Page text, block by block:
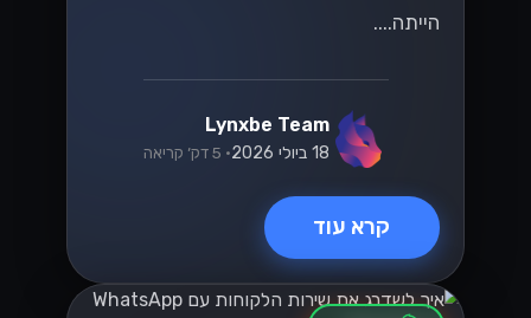
הייתה....
Lynxbe Team
18 ביולי 2026 • 5 דק׳ קריאה
קרא עוד